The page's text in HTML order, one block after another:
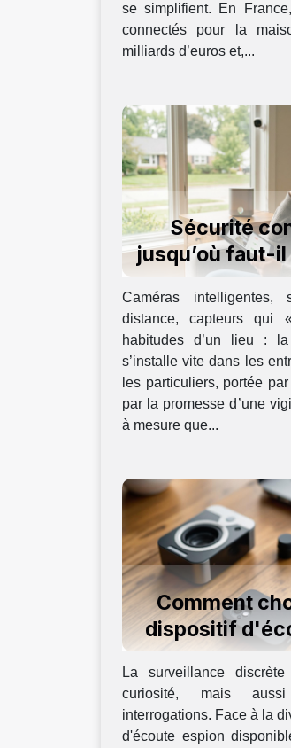
se simplifient. En
connectés pour la
milliards d’euros et,...
Sécurité
jusqu’où faut-
la
Caméras intelligentes,
distance, capteurs qui
habitudes d’un lieu :
s’installe vite dans les
les particuliers, portée
par la promesse d’une
à mesure que...
Comment
dispositif
pour vos
La surveillance
curiosité, mais
interrogations. Face à la
d'écoute espion